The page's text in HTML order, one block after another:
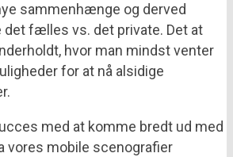
sammenhænge og derved
fælles vs. det private. Det at
hvor man mindst venter
for at nå alsidige
med at komme bredt ud med
vores mobile scenografier